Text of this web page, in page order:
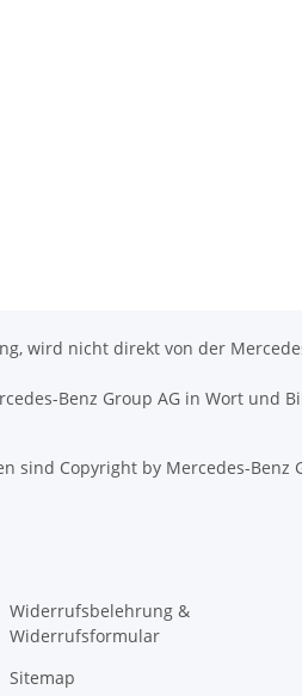
wird nicht direkt von der
Benz Group AG in Wort
sind Copyright by Mercedes-Benz
Widerrufsbelehrung &
Widerrufsformular
Sitemap